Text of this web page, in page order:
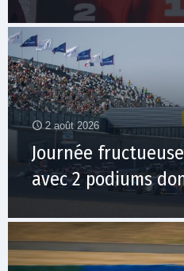
2 août 2026
Journée
avec 2 podiums